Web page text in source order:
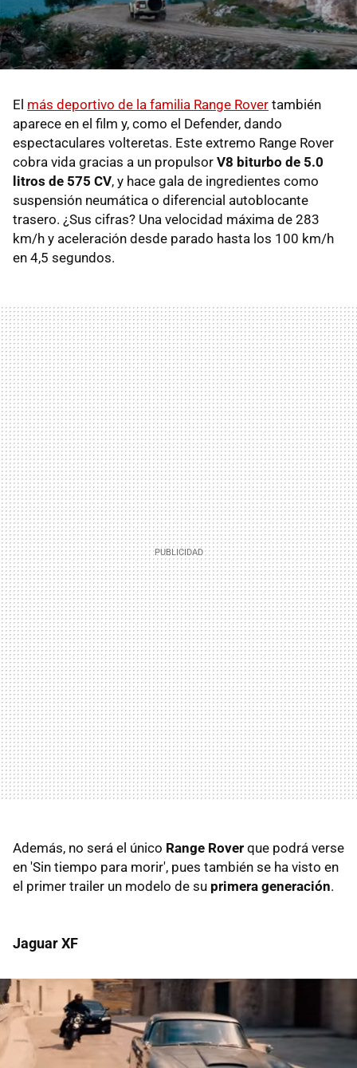
El más deportivo de la familia Range Rover también
aparece en el film y, como el Defender, dando
espectaculares volteretas. Este extremo Range Rover
cobra vida gracias a un propulsor V8 biturbo de 5.0
litros de 575 CV, y hace gala de ingredientes como
suspensión neumática o diferencial autoblocante
trasero. ¿Sus cifras? Una velocidad máxima de 283
km/h y aceleración desde parado hasta los 100 km/h
en 4,5 segundos.
Además, no será el único Range Rover que podrá verse
en 'Sin tiempo para morir', pues también se ha visto en
el primer trailer un modelo de su primera generación.
Jaguar XF